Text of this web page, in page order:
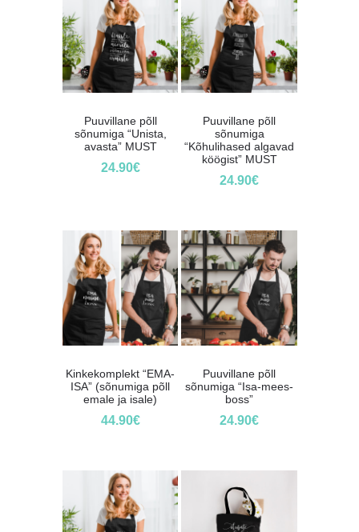
Puuvillane põll
sõnumiga “Unista,
avasta” MUST
24.90€
Puuvillane põll
sõnumiga
“Kõhulihased algavad
köögist” MUST
24.90€
Kinkekomplekt “EMA-
ISA” (sõnumiga põll
emale ja isale)
44.90€
Puuvillane põll
sõnumiga “Isa-mees-
boss”
24.90€